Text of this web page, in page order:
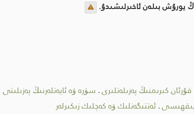
يورۇش بىلەن ئاخىرلىشىدۇ.
قۇرئان كىرىمنىڭ پەزىلەتلىرى. سۈرە ۋە ئايەتلەرنىڭ پەزىلىتى
.ئەتتىگەنلىك ۋە كەچلىك زىكىرلەر